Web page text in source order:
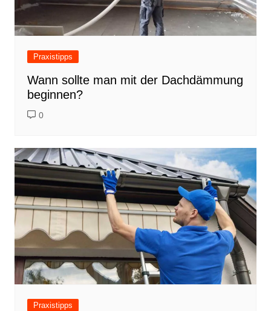
Praxistipps
Wann sollte man mit der Dachdämmung
beginnen?
0
Praxistipps